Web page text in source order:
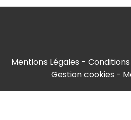
Mentions Légales
Gestion cookies